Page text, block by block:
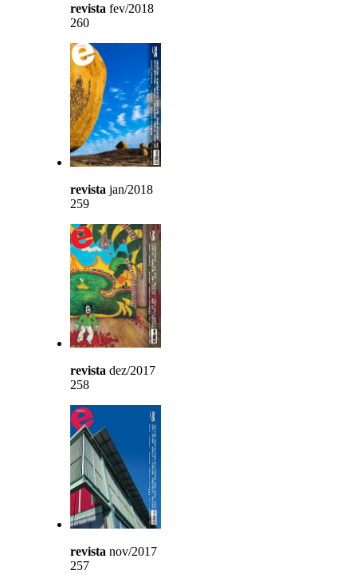
revista fev/2018
260
revista jan/2018
259
revista dez/2017
258
revista nov/2017
257